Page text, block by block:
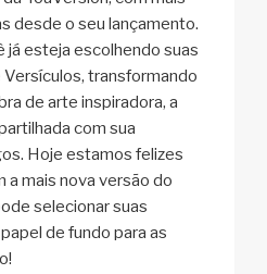
desde o seu lançamento.
já esteja escolhendo suas
transformando
de arte inspiradora, a
com sua
Hoje estamos felizes
a mais nova versão do
selecionar suas
de fundo para as